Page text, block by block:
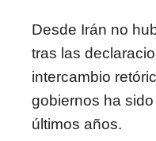
Desde Irán no
tras las
intercambio
gobiernos ha
últimos años.